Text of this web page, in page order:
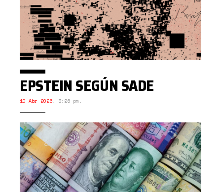
EPSTEIN SEGÚN SADE
10 Abr 2026, 3:26 pm.